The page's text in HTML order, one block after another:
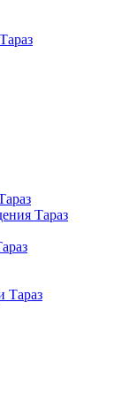
Тараз
Тараз